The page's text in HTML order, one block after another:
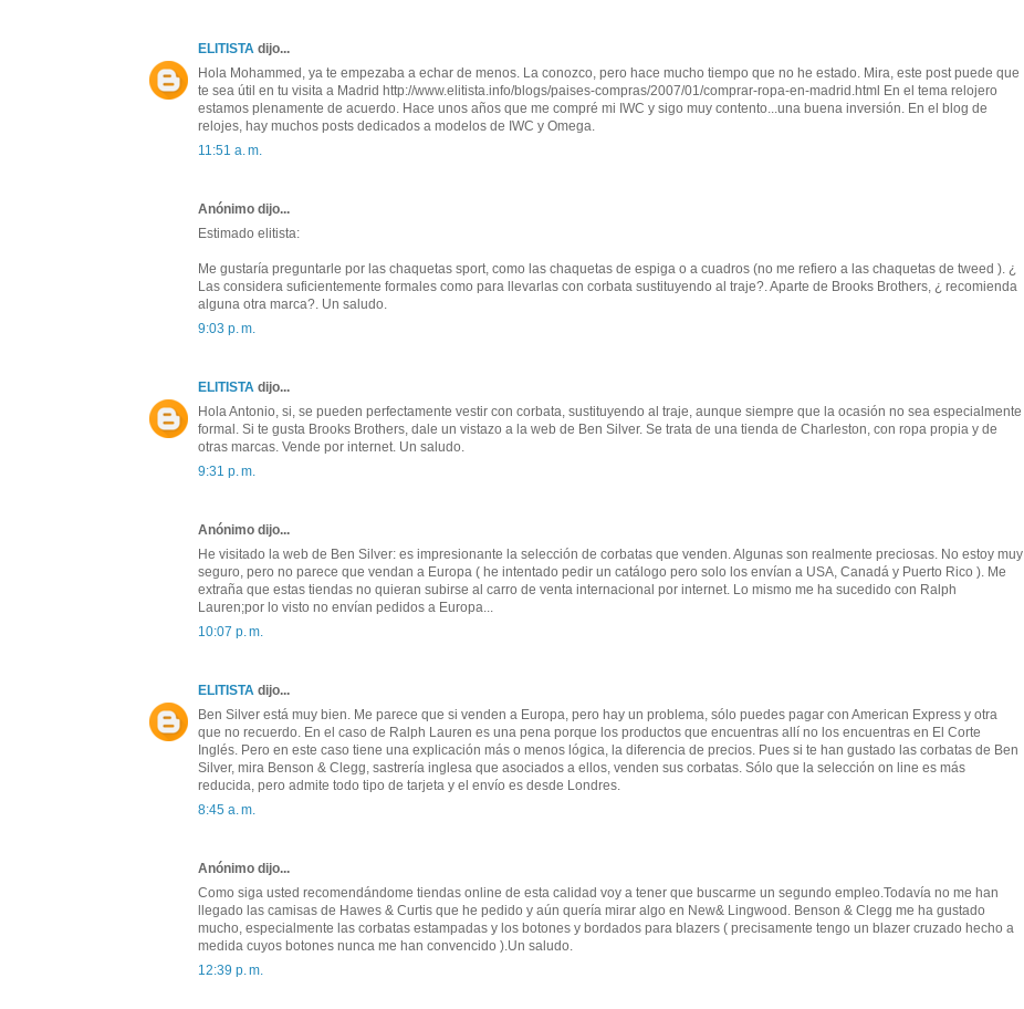
ELITISTA dijo...
Hola Mohammed, ya te empezaba a echar de menos. La conozco, pero hace mucho tiempo que no he estado. Mira, este post puede que
te sea útil en tu visita a Madrid http://www.elitista.info/blogs/paises-compras/2007/01/comprar-ropa-en-madrid.html En el tema relojero
estamos plenamente de acuerdo. Hace unos años que me compré mi IWC y sigo muy contento...una buena inversión. En el blog de
relojes, hay muchos posts dedicados a modelos de IWC y Omega.
11:51 a. m.
Anónimo dijo...
Estimado elitista:
Me gustaría preguntarle por las chaquetas sport, como las chaquetas de espiga o a cuadros (no me refiero a las chaquetas de tweed ). ¿
Las considera suficientemente formales como para llevarlas con corbata sustituyendo al traje?. Aparte de Brooks Brothers, ¿ recomienda
alguna otra marca?. Un saludo.
9:03 p. m.
ELITISTA dijo...
Hola Antonio, si, se pueden perfectamente vestir con corbata, sustituyendo al traje, aunque siempre que la ocasión no sea especialmente
formal. Si te gusta Brooks Brothers, dale un vistazo a la web de Ben Silver. Se trata de una tienda de Charleston, con ropa propia y de
otras marcas. Vende por internet. Un saludo.
9:31 p. m.
Anónimo dijo...
He visitado la web de Ben Silver: es impresionante la selección de corbatas que venden. Algunas son realmente preciosas. No estoy muy
seguro, pero no parece que vendan a Europa ( he intentado pedir un catálogo pero solo los envían a USA, Canadá y Puerto Rico ). Me
extraña que estas tiendas no quieran subirse al carro de venta internacional por internet. Lo mismo me ha sucedido con Ralph
Lauren;por lo visto no envían pedidos a Europa...
10:07 p. m.
ELITISTA dijo...
Ben Silver está muy bien. Me parece que si venden a Europa, pero hay un problema, sólo puedes pagar con American Express y otra
que no recuerdo. En el caso de Ralph Lauren es una pena porque los productos que encuentras allí no los encuentras en El Corte
Inglés. Pero en este caso tiene una explicación más o menos lógica, la diferencia de precios. Pues si te han gustado las corbatas de Ben
Silver, mira Benson & Clegg, sastrería inglesa que asociados a ellos, venden sus corbatas. Sólo que la selección on line es más
reducida, pero admite todo tipo de tarjeta y el envío es desde Londres.
8:45 a. m.
Anónimo dijo...
Como siga usted recomendándome tiendas online de esta calidad voy a tener que buscarme un segundo empleo.Todavía no me han
llegado las camisas de Hawes & Curtis que he pedido y aún quería mirar algo en New& Lingwood. Benson & Clegg me ha gustado
mucho, especialmente las corbatas estampadas y los botones y bordados para blazers ( precisamente tengo un blazer cruzado hecho a
medida cuyos botones nunca me han convencido ).Un saludo.
12:39 p. m.